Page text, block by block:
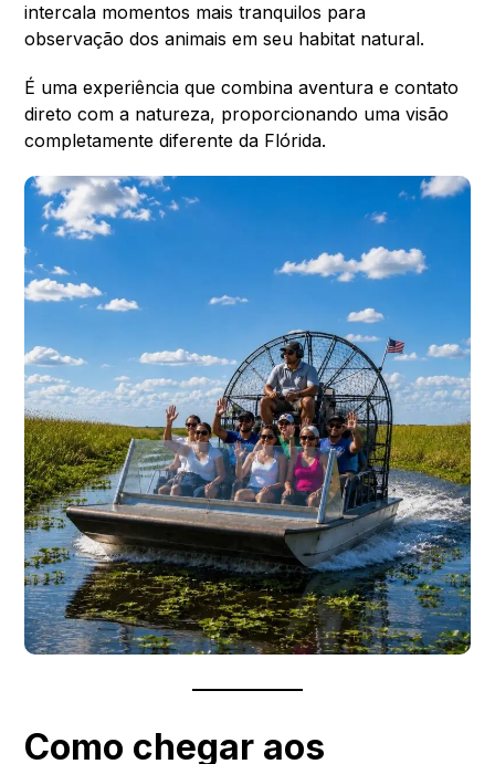
intercala momentos mais tranquilos para
observação dos animais em seu habitat natural.
É uma experiência que combina aventura e contato
direto com a natureza, proporcionando uma visão
completamente diferente da Flórida.
Como chegar aos